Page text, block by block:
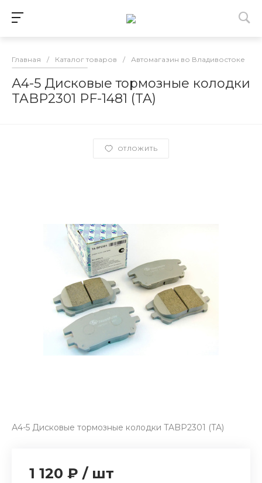
Главная / Каталог товаров / Автомагазин во Владивостоке
А4-5 Дисковые тормозные колодки
TABP2301 PF-1481 (TA)
ОТЛОЖИТЬ
А4-5 Дисковые тормозные колодки TABP2301 (TA)
1 120 ₽ / шт